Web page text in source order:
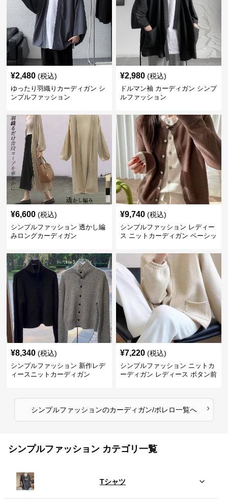
¥2,480 (税込)
ゆったり羽織りカーディガン シ
ンプルファッション
¥2,980 (税込)
ドルマン袖 カーディガン シンプ
ルファッション
¥6,600 (税込)
シンプルファッション 透かし編
みロングカーディガン
¥9,740 (税込)
シンプルファッション レディー
ス ニットカーディガン ベーシッ
¥8,340 (税込)
シンプルファッション 新作レデ
ィースニットカーディガン
¥7,220 (税込)
シンプルファッション ニットカ
ーディガン レディース ボタン前
シンプルファッションのカーディガン/ボレロ一覧へ ›
シンプルファッション カテゴリ一覧
Tシャツ